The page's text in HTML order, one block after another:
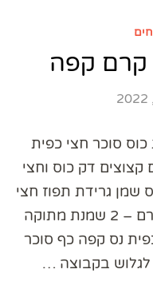
קרם קפה
כוס סוכר חצי כפית
קצוצים דק כוס וחצי
גרידת תפוז חצי
כוס מיץ תפוזים קורט מלח לקרם – 2 שמנת מתוקה
כפית נס קפה כף סוכר
לגלוש בקבוצה …